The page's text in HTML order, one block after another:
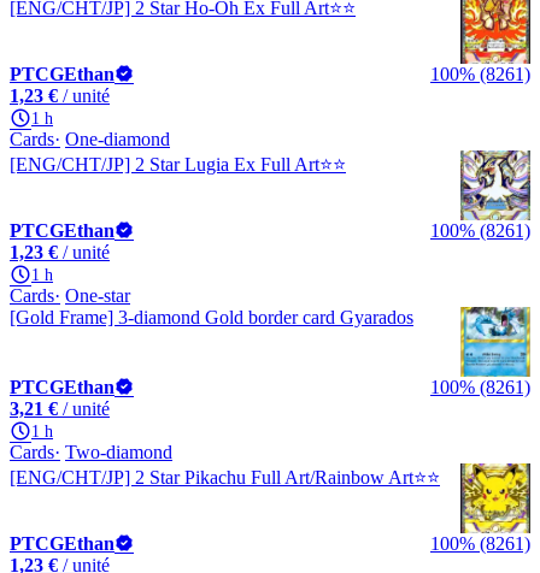
[ENG/CHT/JP] 2 Star Ho-Oh Ex Full Art⭐️⭐️
PTCGEthan
100% (8261)
1,23 € / unité
1 h
Cards One-diamond
[ENG/CHT/JP] 2 Star Lugia Ex Full Art⭐️⭐️
PTCGEthan
100% (8261)
1,23 € / unité
1 h
Cards One-star
[Gold Frame] 3-diamond Gold border card Gyarados
PTCGEthan
100% (8261)
3,21 € / unité
1 h
Cards Two-diamond
[ENG/CHT/JP] 2 Star Pikachu Full Art/Rainbow Art⭐️⭐️
PTCGEthan
100% (8261)
1,23 € / unité